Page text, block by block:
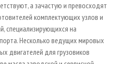
а зачастую и превосходят
комплектующих узлов и
специализирующихся на
Несколько ведущих мировых
двигателей для грузовиков